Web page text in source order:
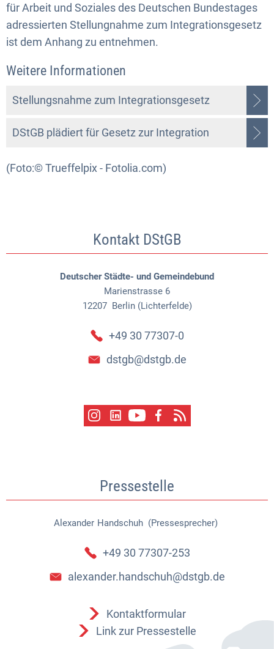
für Arbeit und Soziales des Deutschen Bundestages
adressierten Stellungnahme zum Integrationsgesetz
ist dem Anhang zu entnehmen.
Weitere Informationen
Stellungsnahme zum Integrationsgesetz
DStGB plädiert für Gesetz zur Integration
(Foto:© Trueffelpix - Fotolia.com)
Kontakt DStGB
Deutscher Städte- und Gemeindebund
Marienstrasse 6
12207 Berlin (Lichterfelde)
+49 30 77307-0
dstgb@dstgb.de
Pressestelle
Alexander Handschuh (Pressesprecher)
Alexander Handschuh
+49 30 77307-253
alexander.handschuh@dstgb.de
Kontaktformular
Link zur Pressestelle